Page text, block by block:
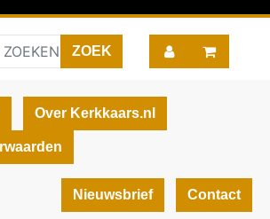
Over Kerkkaars.nl
Nieuwsbrief Contact